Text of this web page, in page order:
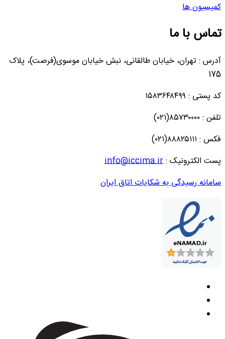
کمیسیون ها
تماس با ما
آدرس : تهران، خیابان طالقانی، نبش خیابان موسوی(فرصت)، پلاک
175
کد پستی : ۱۵۸۳۶۴۸۴۹۹
تلفن : ۸۵۷۳۰۰۰۰(۰۲۱)
فکس : ۸۸۸۲۵۱۱۱(۰۲۱)
پست الکترونیک :info@iccima.ir
سامانه رسیدگی به شکایات اتاق ایران